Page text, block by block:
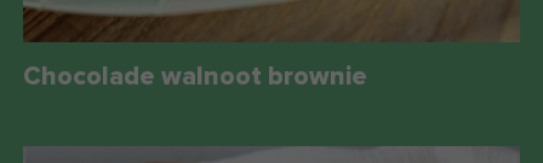
Chocolade walnoot brownie